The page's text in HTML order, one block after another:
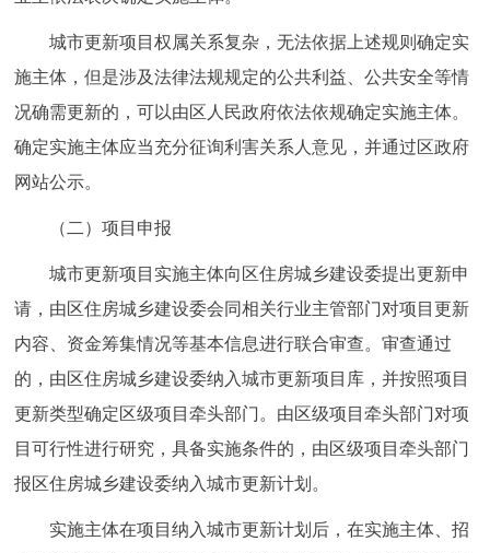
城市更新项目权属关系复杂，无法依据上述规则确定实
施主体，但是涉及法律法规规定的公共利益、公共安全等情
况确需更新的，可以由区人民政府依法依规确定实施主体。
确定实施主体应当充分征询利害关系人意见，并通过区政府
网站公示。
（二）项目申报
城市更新项目实施主体向区住房城乡建设委提出更新申
请，由区住房城乡建设委会同相关行业主管部门对项目更新
内容、资金筹集情况等基本信息进行联合审查。审查通过
的，由区住房城乡建设委纳入城市更新项目库，并按照项目
更新类型确定区级项目牵头部门。由区级项目牵头部门对项
目可行性进行研究，具备实施条件的，由区级项目牵头部门
报区住房城乡建设委纳入城市更新计划。
实施主体在项目纳入城市更新计划后，在实施主体、招